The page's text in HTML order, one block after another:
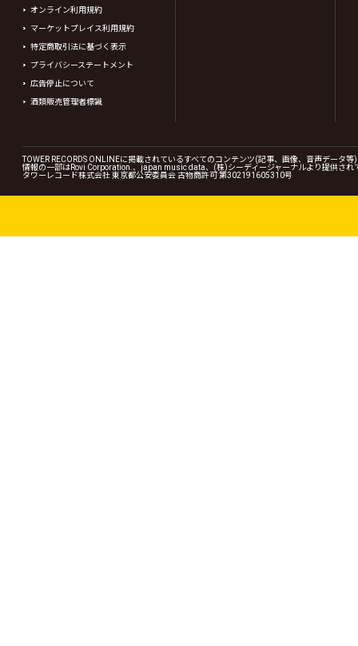
オンライン利用規約
マーケットプレイス利用規約
特定商取引法に基づく表示
プライバシーステートメント
広告停止について
酒類販売管理者標識
TOWER RECORDS ONLINEに掲載されているすべてのコンテンツ(記事、画像、音声データ
情報の一部はRovi Corporation.、japan music data、(株)シーディージャーナルより提供され
タワーレコード株式会社 東京都公安委員会 古物商許可 第302191605310号